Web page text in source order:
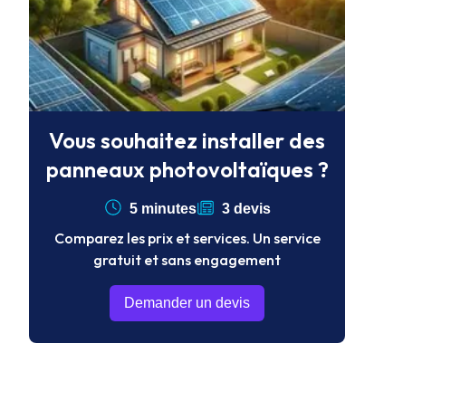
Vous souhaitez installer des
panneaux photovoltaïques ?
5 minutes 3 devis
Comparez les prix et services. Un service
gratuit et sans engagement
Demander un devis